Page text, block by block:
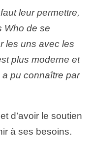
leur permettre,
Who de se
les uns avec les
plus moderne et
a pu connaître par
d’avoir le soutien
à ses besoins.